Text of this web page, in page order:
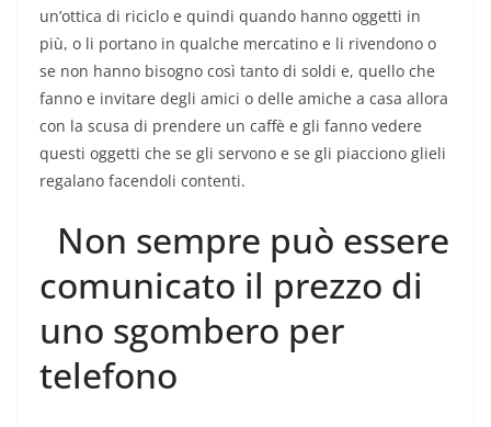
un’ottica di riciclo e quindi quando hanno oggetti in
più, o li portano in qualche mercatino e li rivendono o
se non hanno bisogno così tanto di soldi e, quello che
fanno e invitare degli amici o delle amiche a casa allora
con la scusa di prendere un caffè e gli fanno vedere
questi oggetti che se gli servono e se gli piacciono glieli
regalano facendoli contenti.
Non sempre può essere
comunicato il prezzo di
uno sgombero per
telefono